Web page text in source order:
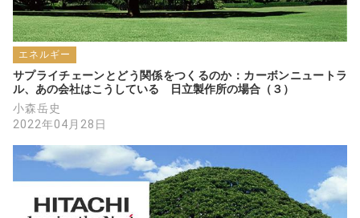
エネルギー
サプライチェーンとどう関係をつくるのか：カーボンニュートラ
ル、あの会社はこうしている　日立製作所の場合（３）
小森岳史
2022年04月28日